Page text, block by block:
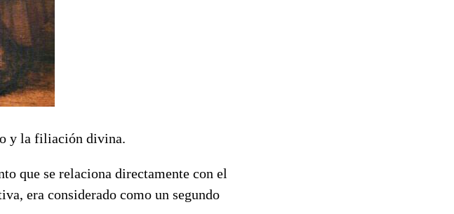
y la filiación divina.
que se relaciona directamente con el
era considerado como un segundo